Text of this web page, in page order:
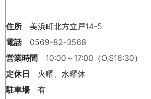
住所 美浜町北方立戸14-5
電話0569-82-3568
営業時間 10:00～17:00（O.S16:30）
定休日 火曜、水曜休
駐車場有